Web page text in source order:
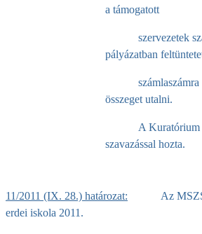
a támogatott
szervezetek
pályázatban
összeget utalni.
A Kuratórium
szavazással hozta.
11/2011 (IX. 28.) határozat: Az
erdei iskola 2011.